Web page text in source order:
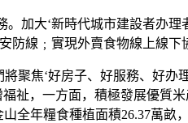
大‘新時代城市建設者办理
防線﹔實現外賣食物線上線下
焦‘好房子、好服務、好办
祉，一方面，積極發展優質
山全年糧食種植面積26.37萬畝，